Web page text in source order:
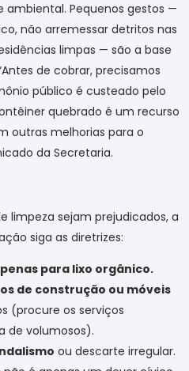
Pequenos gestos —
não arremessar detritos nas
limpas — são a base
de cobrar, precisamos
público é custeado pelo
quebrado é um recurso
outras melhorias para o
da Secretaria.
limpeza sejam prejudicados, a
siga as diretrizes:
para lixo orgânico.
de construção ou móveis
(procure os serviços
de volumosos).
ou descarte irregular.